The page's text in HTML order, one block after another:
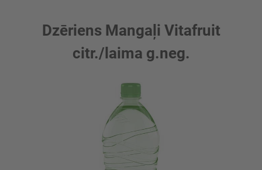
Dzēriens Mangaļi Vitafruit
citr./laima g.neg.